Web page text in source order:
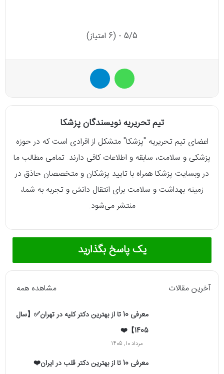
5/5 - (6 امتیاز)
واتس آپ
تیم تحریریه نویسندگان پزشکا
اعضای تیم تحریریه "پزشکا" متشکل از افرادی است که در حوزه
پزشکی و سلامت، سابقه و اطلاعات کافی دارند. تمامی مطالب ما
در وبسایت پزشکا همراه با تایید پزشکان و متخصصان حاذق در
زمینه بهداشت و سلامت برای انتقال دانش و تجربه به شما،
منتشر می‌شود.
یک پاسخ بگذارید
آخرین مقالات مشاهده همه
معرفی 10 تا از بهترین دکتر کلیه در تهران✅【سال
1405】❤️
مرداد 10, 1405
معرفی 10 تا از بهترین دکتر قلب در ایران❤️